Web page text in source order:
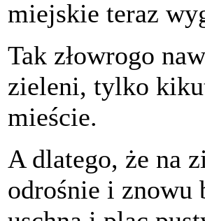
miejskie teraz
Tak złowrogo
zieleni, tylko
mieście.
A dlatego, że na
odrośnie i znowu